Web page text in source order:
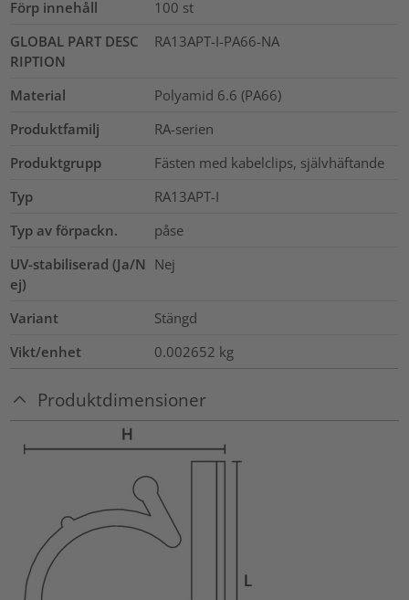
Förp innehåll
100 st
GLOBAL PART DESC
RIPTION
RA13APT-I-PA66-NA
Material
Polyamid 6.6 (PA66)
Produktfamilj
RA-serien
Produktgrupp
Fästen med kabelclips, självhäftande
Typ
RA13APT-I
Typ av förpackn.
påse
UV-stabiliserad (Ja/N
ej)
Nej
Variant
Stängd
Vikt/enhet
0.002652 kg
Produktdimensioner